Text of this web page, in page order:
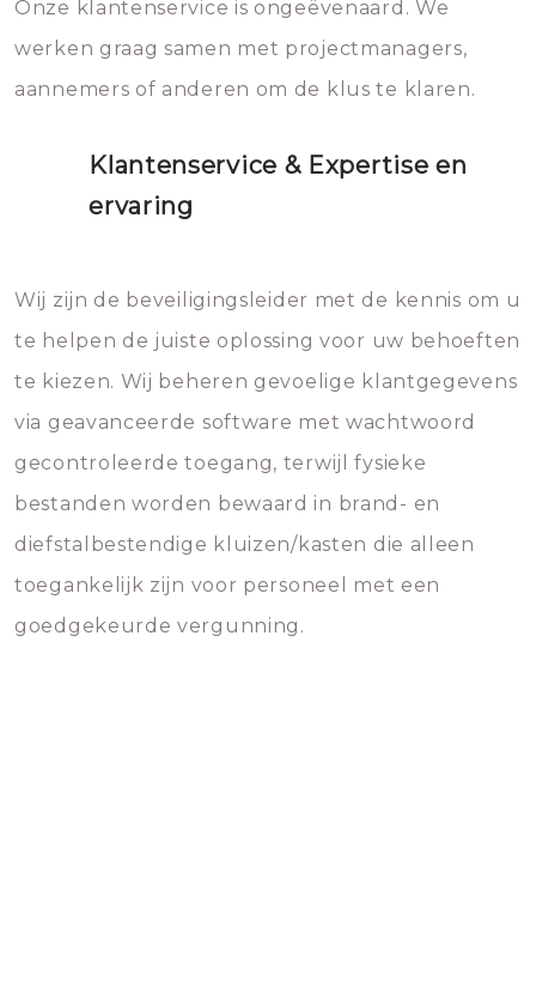
Onze klantenservice is ongeëvenaard. We
werken graag samen met projectmanagers,
aannemers of anderen om de klus te klaren.
Klantenservice & Expertise en
ervaring
Wij zijn de beveiligingsleider met de kennis om u
te helpen de juiste oplossing voor uw behoeften
te kiezen. Wij beheren gevoelige klantgegevens
via geavanceerde software met wachtwoord
gecontroleerde toegang, terwijl fysieke
bestanden worden bewaard in brand- en
diefstalbestendige kluizen/kasten die alleen
toegankelijk zijn voor personeel met een
goedgekeurde vergunning.